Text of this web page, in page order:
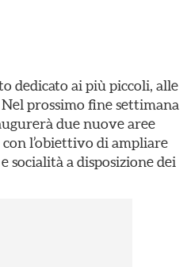
dedicato ai più piccoli, alle
prossimo fine settimana
due nuove aree
l’obiettivo di ampliare
socialità a disposizione dei